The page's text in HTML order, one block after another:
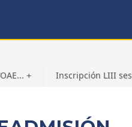
+ Inscripción LIII